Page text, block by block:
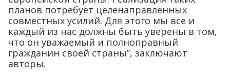
планов потребует целенаправленных
совместных усилий. Для этого мы все и
каждый из нас должны быть уверены в том,
что он уважаемый и полноправный
гражданин своей страны”, заключают
авторы.